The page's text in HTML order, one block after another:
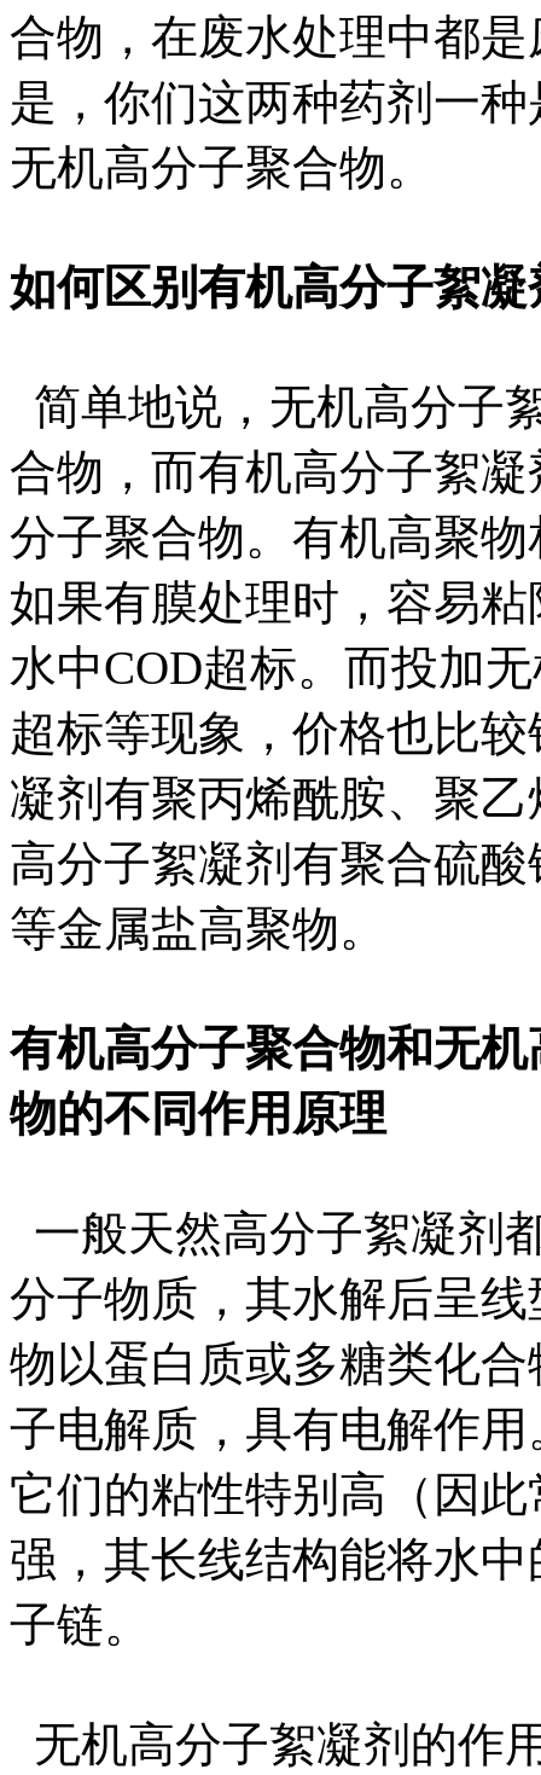
合物，在废水处理中都
是，你们这两种药剂一
无机高分子聚合物。
如何区别有机高分子絮
简单地说，无机高分子
合物，而有机高分子絮
分子聚合物。有机高聚
如果有膜处理时，容易
水中COD超标。而投加
超标等现象，价格也比
凝剂有聚丙烯酰胺、聚
高分子絮凝剂有聚合硫
等金属盐高聚物。
有机高分子聚合物和无
物的不同作用原理
一般天然高分子絮凝剂
分子物质，其水解后呈
物以蛋白质或多糖类化
子电解质，具有电解作
它们的粘性特别高（因
强，其长线结构能将水
子链。
无机高分子絮凝剂的作